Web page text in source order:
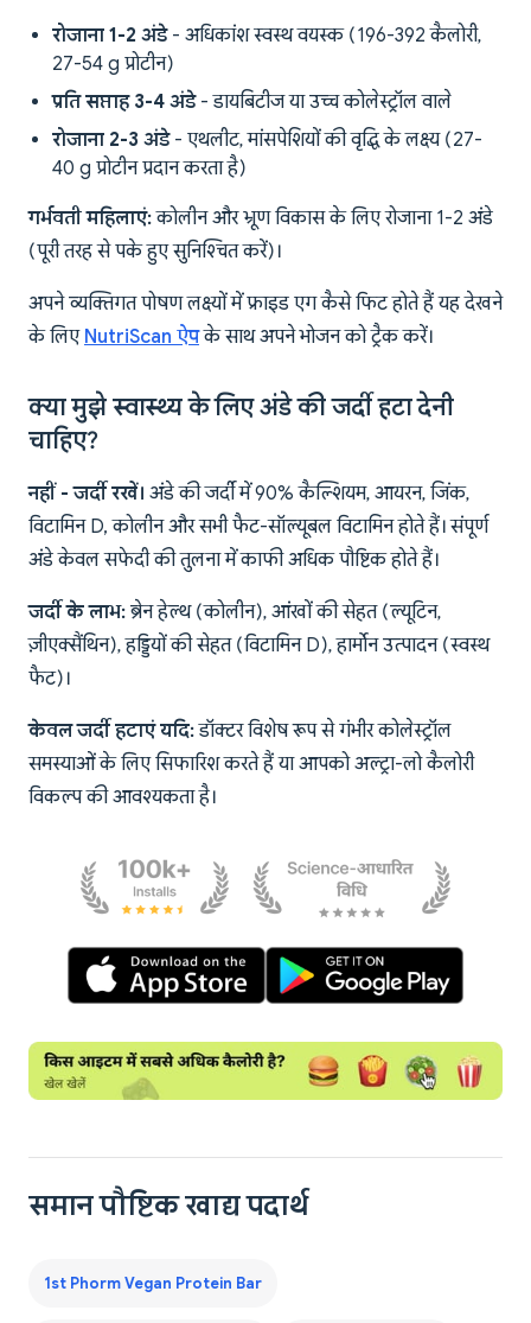
रोजाना 1-2 अंडे- अधिकांश स्वस्थ वयस्क (196-392 कैलोरी,
27-54 g प्रोटीन)
प्रति सप्ताह 3-4 अंडे- डायबिटीज या उच्च कोलेस्ट्रॉल वाले
रोजाना 2-3 अंडे- एथलीट, मांसपेशियों की वृद्धि के लक्ष्य (27-
40 g प्रोटीन प्रदान करता है)
गर्भवती महिलाएं:कोलीन और भ्रूण विकास के लिए रोजाना 1-2 अंडे
(पूरी तरह से पके हुए सुनिश्चित करें)।
अपने व्यक्तिगत पोषण लक्ष्यों में फ्राइड एग कैसे फिट होते हैं यह देखने
के लिए NutriScan ऐपके साथ अपने भोजन को ट्रैक करें।
क्या मुझे स्वास्थ्य के लिए अंडे की जर्दी हटा देनी
चाहिए?
नहीं - जर्दी रखें। अंडे की जर्दी में 90% कैल्शियम, आयरन, जिंक,
विटामिन D, कोलीन और सभी फैट-सॉल्यूबल विटामिन होते हैं। संपूर्ण
अंडे केवल सफेदी की तुलना में काफी अधिक पौष्टिक होते हैं।
जर्दी के लाभ: ब्रेन हेल्थ (कोलीन), आंखों की सेहत (ल्यूटिन,
ज़ीएक्सैंथिन), हड्डियों की सेहत (विटामिन D), हार्मोन उत्पादन (स्वस्थ
फैट)।
केवल जर्दी हटाएं यदि:डॉक्टर विशेष रूप से गंभीर कोलेस्ट्रॉल
समस्याओं के लिए सिफारिश करते हैं या आपको अल्ट्रा-लो कैलोरी
विकल्प की आवश्यकता है।
समान पौष्टिक खाद्य पदार्थ
1st Phorm Vegan Protein Bar